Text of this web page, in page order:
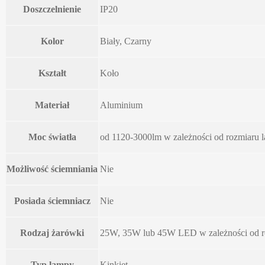
Doszczelnienie IP20
Kolor Biały, Czarny
Kształt Koło
Materiał Aluminium
Moc światła od 1120-3000lm w zależności od rozmiaru
Możliwość ściemniania Nie
Posiada ściemniacz Nie
Rodzaj żarówki 25W, 35W lub 45W LED w zależności od